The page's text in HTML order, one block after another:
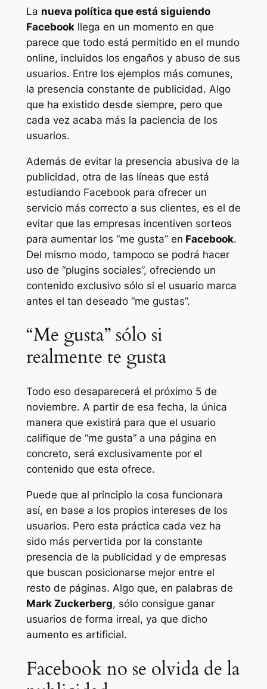
La nueva política que está siguiendo
Facebookllega en un momento en que
parece que todo está permitido en el mundo
online, incluidos los engaños y abuso de sus
usuarios. Entre los ejemplos más comunes,
la presencia constante de publicidad. Algo
que ha existido desde siempre, pero que
cada vez acaba más la paciencia de los
usuarios.
Además de evitar la presencia abusiva de la
publicidad, otra de las líneas que está
estudiando Facebook para ofrecer un
servicio más correcto a sus clientes, es el de
evitar que las empresas incentiven sorteos
para aumentar los “me gusta” en Facebook.
Del mismo modo, tampoco se podrá hacer
uso de “plugins sociales”, ofreciendo un
contenido exclusivo sólo si el usuario marca
antes el tan deseado “me gustas”.
“Me gusta” sólo si
realmente te gusta
Todo eso desaparecerá el próximo 5 de
noviembre. A partir de esa fecha, la única
manera que existirá para que el usuario
califique de “me gusta” a una página en
concreto, será exclusivamente por el
contenido que esta ofrece.
Puede que al principio la cosa funcionara
así, en base a los propios intereses de los
usuarios. Pero esta práctica cada vez ha
sido más pervertida por la constante
presencia de la publicidad y de empresas
que buscan posicionarse mejor entre el
resto de páginas. Algo que, en palabras de
Mark Zuckerberg, sólo consigue ganar
usuarios de forma irreal, ya que dicho
aumento es artificial.
Facebook no se olvida de la